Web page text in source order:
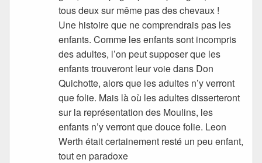
tous deux sur même pas des chevaux !
Une histoire que ne comprendrais pas les
enfants. Comme les enfants sont incompris
des adultes, l’on peut supposer que les
enfants trouveront leur voie dans Don
Quichotte, alors que les adultes n’y verront
que folie. Mais là où les adultes disserteront
sur la représentation des Moulins, les
enfants n’y verront que douce folie. Leon
Werth était certainement resté un peu enfant,
tout en paradoxe